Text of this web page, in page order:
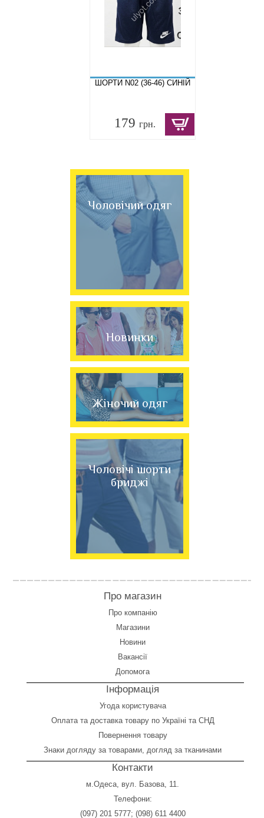
ШОРТИ N02 (36-46) СИНІЙ
179 грн.
Чоловічий одяг
Новинки
Жіночий одяг
Чоловічі шорти
бриджі
Про магазин
Про компанію
Магазини
Новини
Вакансії
Допомога
Інформація
Угода користувача
Оплата та доставка товару по Україні та СНД
Повернення товару
Знаки догляду за товарами, догляд за тканинами
Контакти
м.Одеса, вул. Базова, 11.
Телефони:
(097) 201 5777; (098) 611 4400